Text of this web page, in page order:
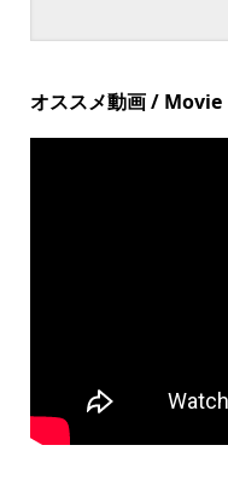
オススメ動画 / Movie